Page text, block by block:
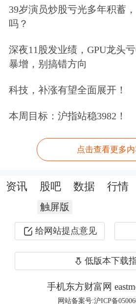
42.86%。其中出口贡献
关数据显示，今年一季
新能源汽车核心零部件
出口同比大增超50%。
动锂电池需求持续向上
紧张的背景下，各个环
力有望不断修复。随
来，锂电预计需求可能
节出货量以及价格有望
业绩实现明确增长。
广发证券也表示，锂电
衡的临界点。当前测算
求为2728.5GWh，处于
39岁演员炒股亏光多年积蓄
吗？
深夜11股发业绩，GPU龙头
暴增，别搞错方向
科技，补涨有望全面展开！
本周目标：沪指站稳3982！
点击查看更多
资讯 股吧 数据 行情
触屏版
给网站提点意见
低版本下载
手机东方财富网
网站备案号:沪ICP备